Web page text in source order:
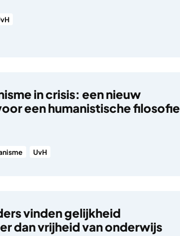
in crisis: een nieuw
een humanistische filosofie
UvH
vinden gelijkheid
dan vrijheid van onderwijs